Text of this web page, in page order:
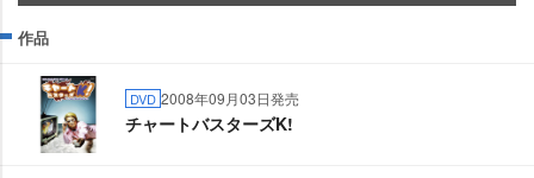
作品
DVD 2008年09月03日発売
チャートバスターズK!